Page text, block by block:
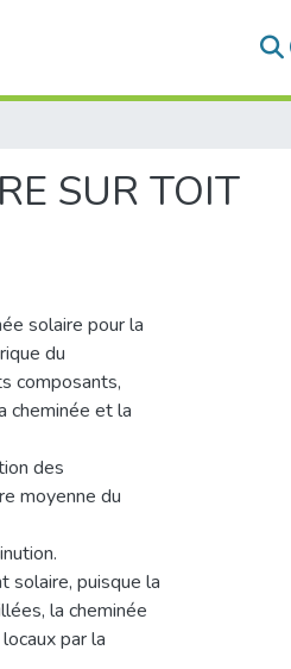
SUR TOIT
solaire pour la
du
composants,
cheminée et la
des
moyenne du
solaire, puisque la
la cheminée
par la